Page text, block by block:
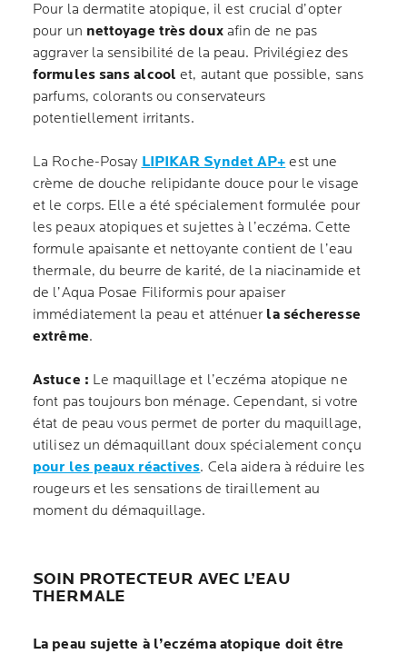
Pour la dermatite atopique, il est crucial d’opter
pour un nettoyage très douxafin de ne pas
aggraver la sensibilité de la peau. Privilégiez des
formules sans alcool et, autant que possible, sans
parfums, colorants ou conservateurs
potentiellement irritants.
La Roche-Posay LIPIKAR Syndet AP+ est une
crème de douche relipidante douce pour le visage
et le corps. Elle a été spécialement formulée pour
les peaux atopiques et sujettes à l’eczéma. Cette
formule apaisante et nettoyante contient de l’eau
thermale, du beurre de karité, de la niacinamide et
de l’Aqua Posae Filiformis pour apaiser
immédiatement la peau et atténuer la sécheresse
extrême.
Astuce : Le maquillage et l’eczéma atopique ne
font pas toujours bon ménage. Cependant, si votre
état de peau vous permet de porter du maquillage,
utilisez un démaquillant doux spécialement conçu
pour les peaux réactives. Cela aidera à réduire les
rougeurs et les sensations de tiraillement au
moment du démaquillage.
SOIN PROTECTEUR AVEC L’EAU
THERMALE
La peau sujette à l’eczéma atopique doit être